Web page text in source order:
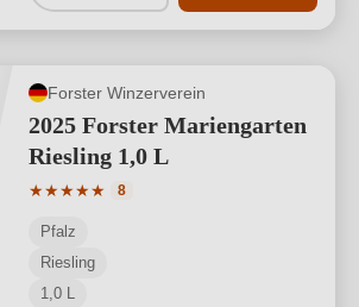
Forster Winzerverein
2025 Forster Mariengarten
Riesling 1,0 L
★★★★★
Durchschnittliche Bewertung von 5
8
Pfalz
Riesling
1,0 L